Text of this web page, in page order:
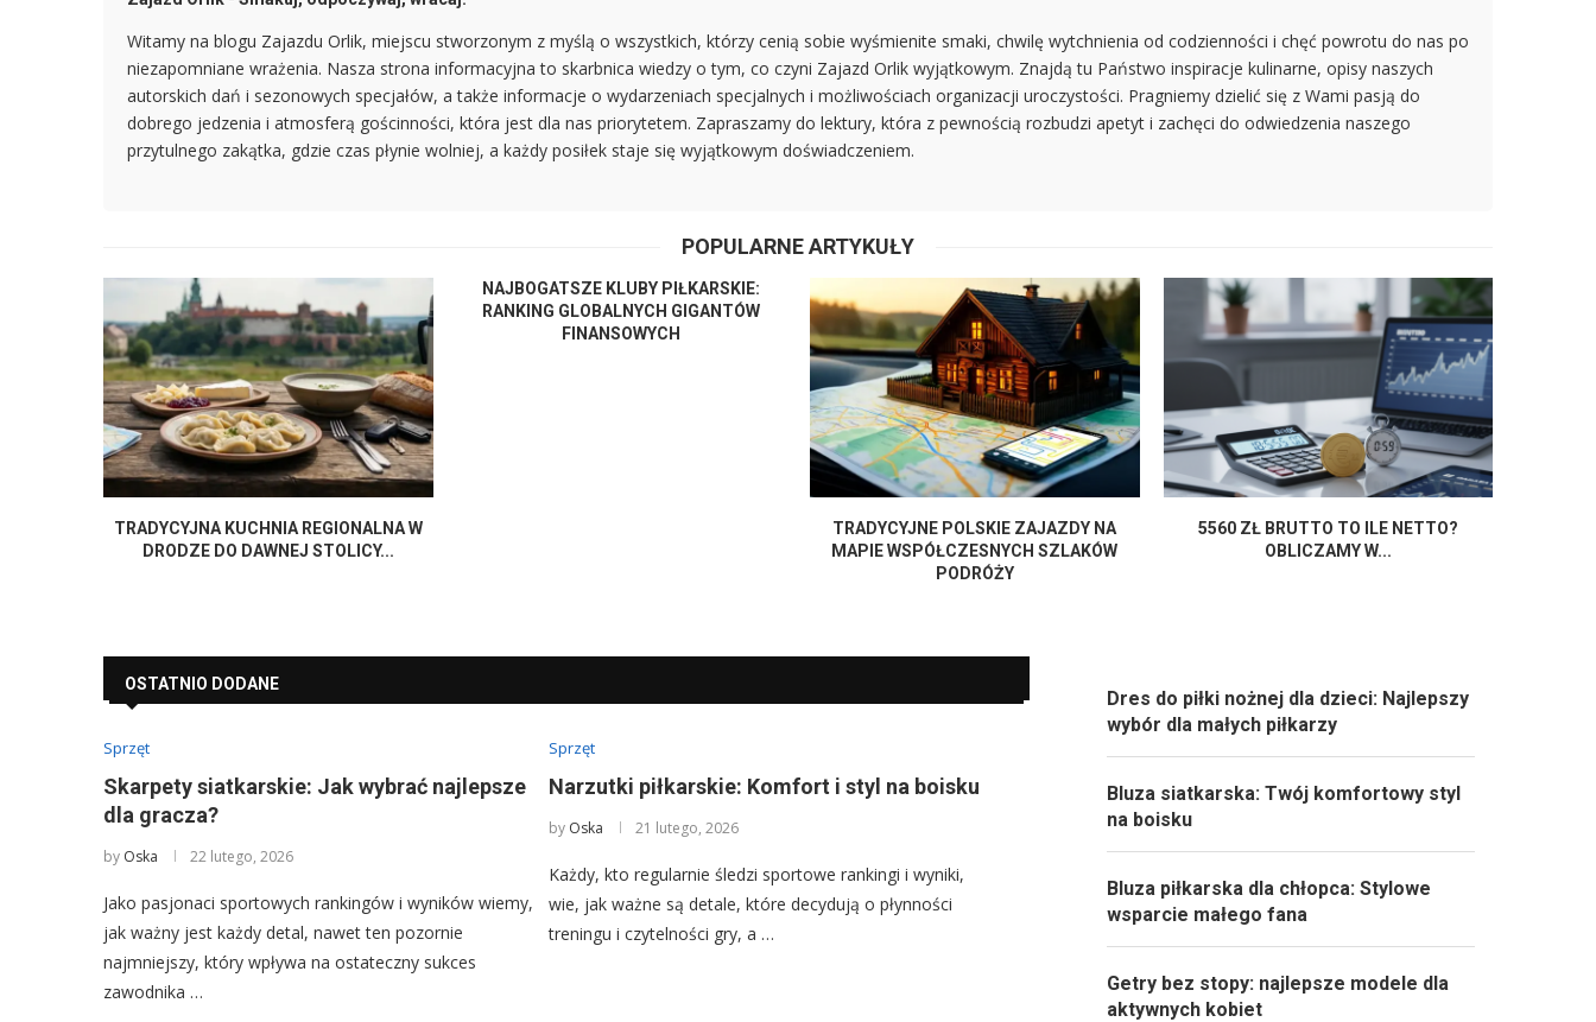
Witamy na blogu Zajazdu Orlik, miejscu stworzonym z myślą o wszystkich, którzy cenią sobie wyśmienite smaki, chwilę wytchnienia od codzienności i chęć powrotu do nas po
niezapomniane wrażenia. Nasza strona informacyjna to skarbnica wiedzy o tym, co czyni Zajazd Orlik wyjątkowym. Znajdą tu Państwo inspiracje kulinarne, opisy naszych
autorskich dań i sezonowych specjałów, a także informacje o wydarzeniach specjalnych i możliwościach organizacji uroczystości. Pragniemy dzielić się z Wami pasją do
dobrego jedzenia i atmosferą gościnności, która jest dla nas priorytetem. Zapraszamy do lektury, która z pewnością rozbudzi apetyt i zachęci do odwiedzenia naszego
przytulnego zakątka, gdzie czas płynie wolniej, a każdy posiłek staje się wyjątkowym doświadczeniem.
POPULARNE ARTYKUŁY
TRADYCYJNA KUCHNIA REGIONALNA W
DRODZE DO DAWNEJ STOLICY...
NAJBOGATSZE KLUBY PIŁKARSKIE:
RANKING GLOBALNYCH GIGANTÓW
FINANSOWYCH
TRADYCYJNE POLSKIE ZAJAZDY NA
MAPIE WSPÓŁCZESNYCH SZLAKÓW
PODRÓŻY
5560 ZŁ BRUTTO TO ILE NETTO?
OBLICZAMY W...
OSTATNIO DODANE
Sprzęt
Skarpety siatkarskie: Jak wybrać najlepsze
dla gracza?
by Oska 22 lutego, 2026
Jako pasjonaci sportowych rankingów i wyników wiemy,
jak ważny jest każdy detal, nawet ten pozornie
najmniejszy, który wpływa na ostateczny sukces
zawodnika …
Sprzęt
Narzutki piłkarskie: Komfort i styl na boisku
by Oska 21 lutego, 2026
Każdy, kto regularnie śledzi sportowe rankingi i wyniki,
wie, jak ważne są detale, które decydują o płynności
treningu i czytelności gry, a …
Dres do piłki nożnej dla dzieci: Najlepszy
wybór dla małych piłkarzy
Bluza siatkarska: Twój komfortowy styl
na boisku
Bluza piłkarska dla chłopca: Stylowe
wsparcie małego fana
Getry bez stopy: najlepsze modele dla
aktywnych kobiet